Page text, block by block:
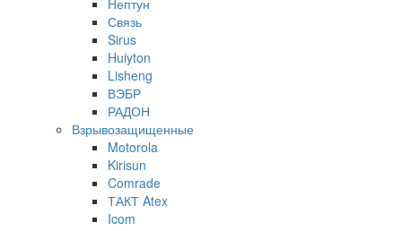
Связь
Sirus
Huiyton
Lisheng
ВЭБР
РАДОН
Взрывозащищенные
Motorola
Kirisun
Comrade
ТАКТ Atex
Icom